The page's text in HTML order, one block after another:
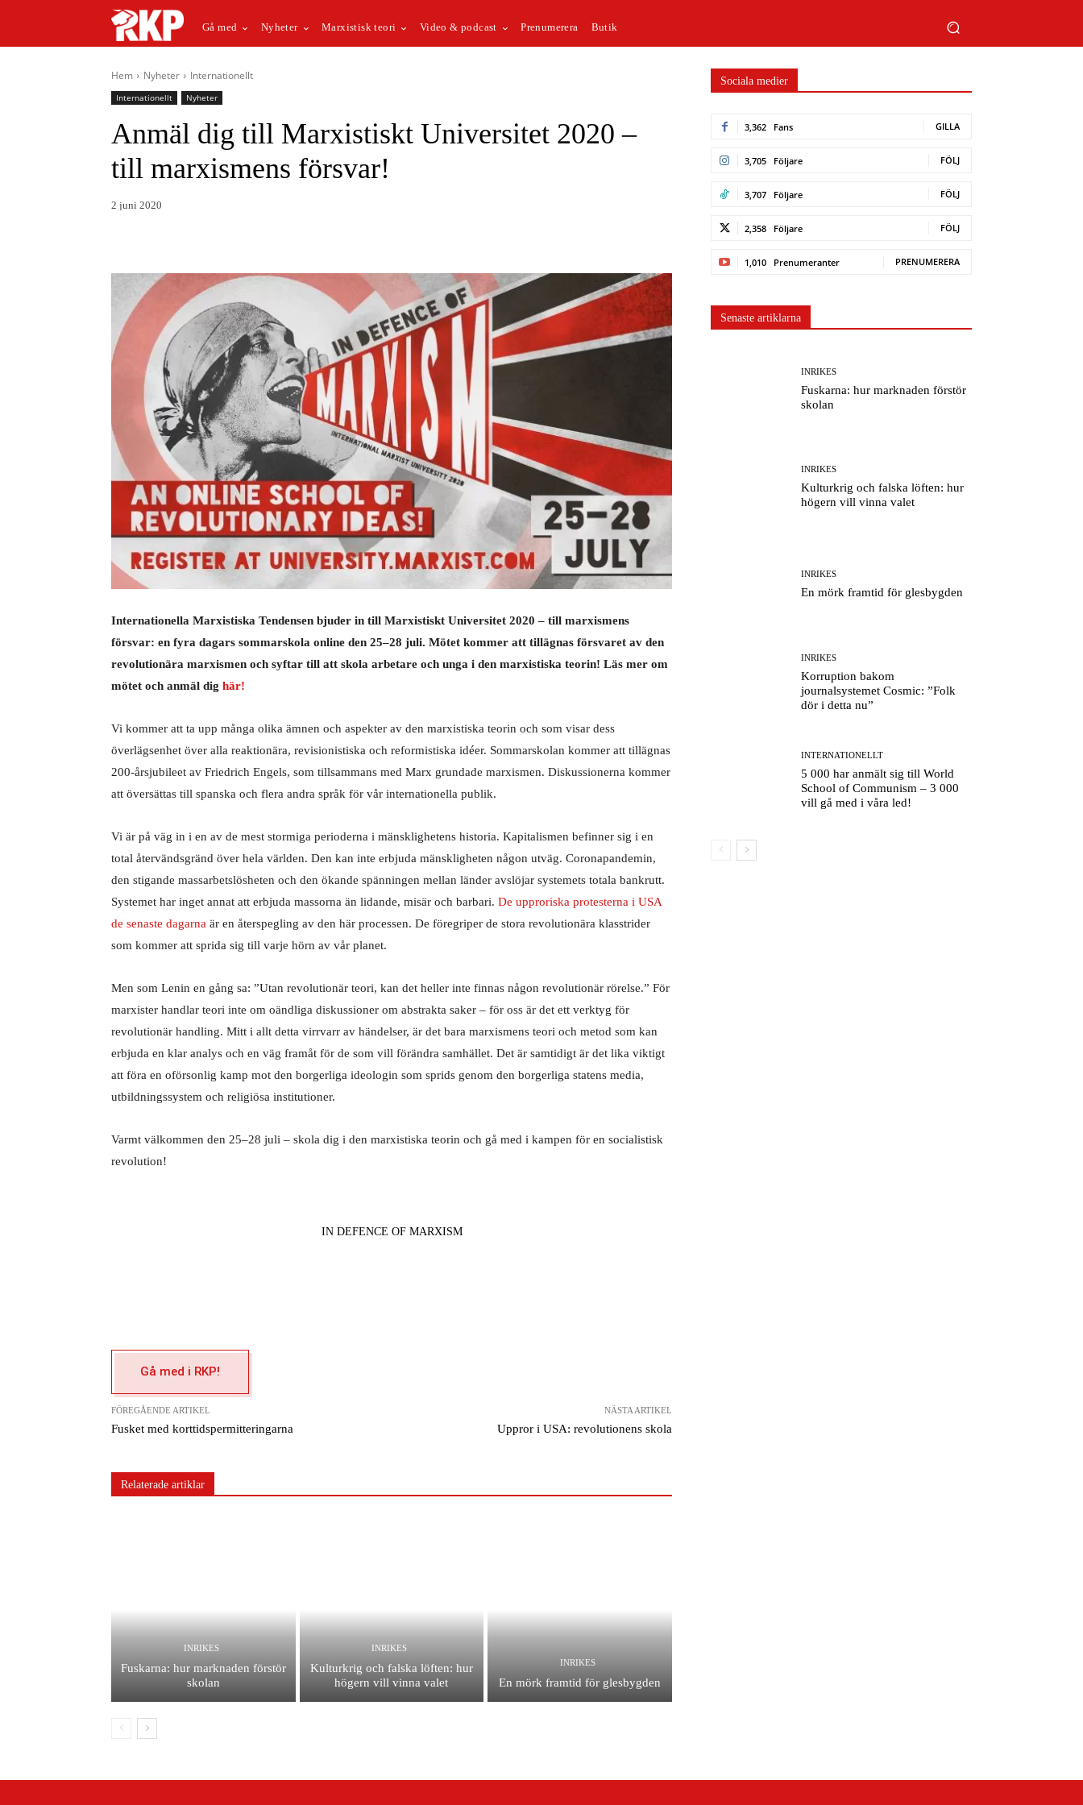
Gå med Nyheter Marxistisk teori Video & podcast Prenumerera Butik
Hem Nyheter Internationellt
Internationellt Nyheter
Anmäl dig till Marxistiskt Universitet 2020 –
till marxismens försvar!
2 juni 2020
Internationella Marxistiska Tendensen bjuder in till Marxistiskt Universitet 2020 – till marxismens
försvar: en fyra dagars sommarskola online den 25–28 juli. Mötet kommer att tillägnas försvaret av den
revolutionära marxismen och syftar till att skola arbetare och unga i den marxistiska teorin! Läs mer om
mötet och anmäl dig här!
Vi kommer att ta upp många olika ämnen och aspekter av den marxistiska teorin och som visar dess
överlägsenhet över alla reaktionära, revisionistiska och reformistiska idéer. Sommarskolan kommer att tillägnas
200-årsjubileet av Friedrich Engels, som tillsammans med Marx grundade marxismen. Diskussionerna kommer
att översättas till spanska och flera andra språk för vår internationella publik.
Vi är på väg in i en av de mest stormiga perioderna i mänsklighetens historia. Kapitalismen befinner sig i en
total återvändsgränd över hela världen. Den kan inte erbjuda mänskligheten någon utväg. Coronapandemin,
den stigande massarbetslösheten och den ökande spänningen mellan länder avslöjar systemets totala bankrutt.
Systemet har inget annat att erbjuda massorna än lidande, misär och barbari. De upproriska protesterna i USA
de senaste dagarna är en återspegling av den här processen. De föregriper de stora revolutionära klasstrider
som kommer att sprida sig till varje hörn av vår planet.
Men som Lenin en gång sa: ”Utan revolutionär teori, kan det heller inte finnas någon revolutionär rörelse.” För
marxister handlar teori inte om oändliga diskussioner om abstrakta saker – för oss är det ett verktyg för
revolutionär handling. Mitt i allt detta virrvarr av händelser, är det bara marxismens teori och metod som kan
erbjuda en klar analys och en väg framåt för de som vill förändra samhället. Det är samtidigt är det lika viktigt
att föra en oförsonlig kamp mot den borgerliga ideologin som sprids genom den borgerliga statens media,
utbildningssystem och religiösa institutioner.
Varmt välkommen den 25–28 juli – skola dig i den marxistiska teorin och gå med i kampen för en socialistisk
revolution!
IN DEFENCE OF MARXISM
Gå med i RKP!
FÖREGÅENDE ARTIKEL
Fusket med korttidspermitteringarna
NÄSTA ARTIKEL
Uppror i USA: revolutionens skola
Relaterade artiklar
INRIKES
Fuskarna: hur marknaden förstör
skolan
INRIKES
Kulturkrig och falska löften: hur
högern vill vinna valet
INRIKES
En mörk framtid för glesbygden
Sociala medier
3,362 Fans GILLA
3,705 Följare FÖLJ
3,707 Följare FÖLJ
2,358 Följare FÖLJ
1,010 Prenumeranter PRENUMERERA
Senaste artiklarna
INRIKES
Fuskarna: hur marknaden förstör
skolan
INRIKES
Kulturkrig och falska löften: hur
högern vill vinna valet
INRIKES
En mörk framtid för glesbygden
INRIKES
Korruption bakom
journalsystemet Cosmic: ”Folk
dör i detta nu”
INTERNATIONELLT
5 000 har anmält sig till World
School of Communism – 3 000
vill gå med i våra led!